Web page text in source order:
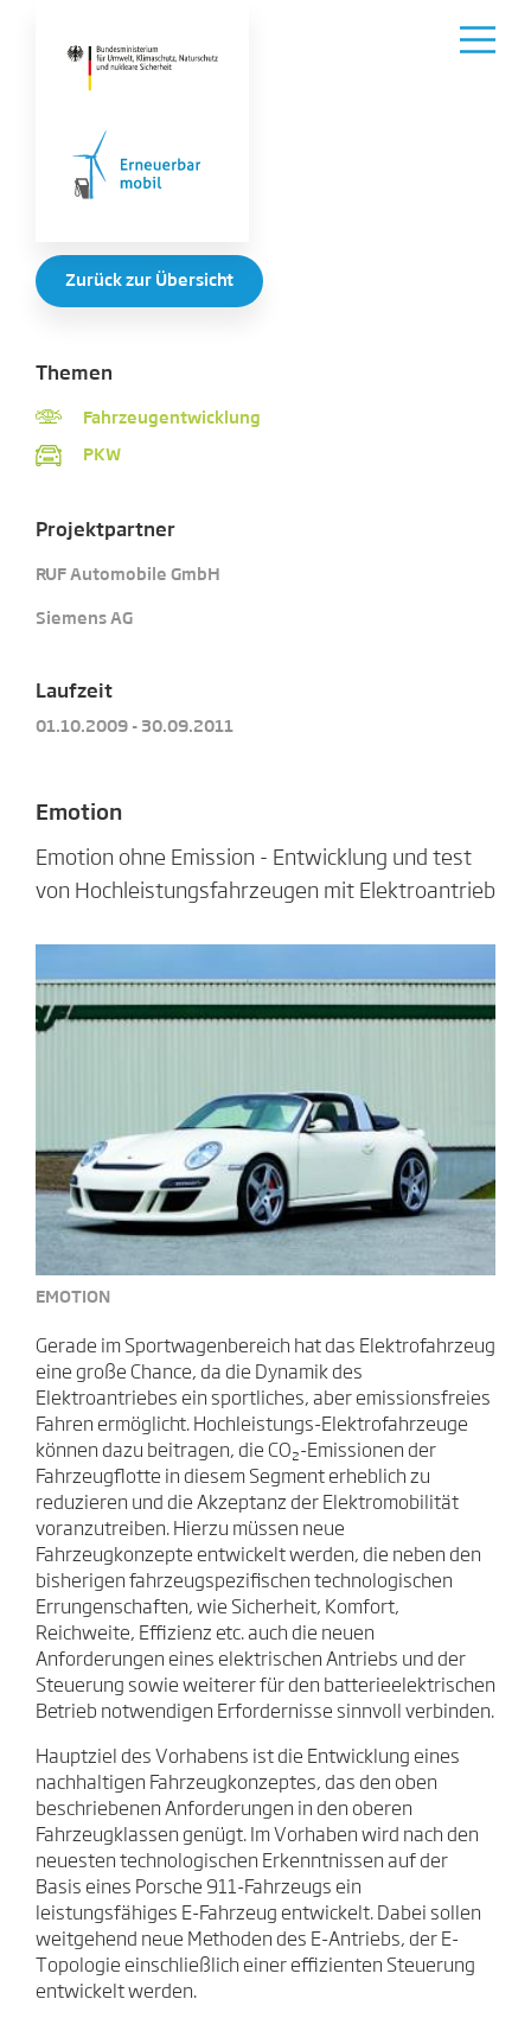
Zurück zur Übersicht
Themen
Fahrzeugentwicklung
PKW
Projektpartner
RUF Automobile GmbH
Siemens AG
Laufzeit
01.10.2009 - 30.09.2011
Emotion
Emotion ohne Emission - Entwicklung und test
von Hochleistungsfahrzeugen mit Elektroantrieb
EMOTION
Gerade im Sportwagenbereich hat das Elektrofahrzeug
eine große Chance, da die Dynamik des
Elektroantriebes ein sportliches, aber emissionsfreies
Fahren ermöglicht. Hochleistungs-Elektrofahrzeuge
können dazu beitragen, die CO₂-Emissionen der
Fahrzeugflotte in diesem Segment erheblich zu
reduzieren und die Akzeptanz der Elektromobilität
voranzutreiben. Hierzu müssen neue
Fahrzeugkonzepte entwickelt werden, die neben den
bisherigen fahrzeugspezifischen technologischen
Errungenschaften, wie Sicherheit, Komfort,
Reichweite, Effizienz etc. auch die neuen
Anforderungen eines elektrischen Antriebs und der
Steuerung sowie weiterer für den batterieelektrischen
Betrieb notwendigen Erfordernisse sinnvoll verbinden.
Hauptziel des Vorhabens ist die Entwicklung eines
nachhaltigen Fahrzeugkonzeptes, das den oben
beschriebenen Anforderungen in den oberen
Fahrzeugklassen genügt. Im Vorhaben wird nach den
neuesten technologischen Erkenntnissen auf der
Basis eines Porsche 911-Fahrzeugs ein
leistungsfähiges E-Fahrzeug entwickelt. Dabei sollen
weitgehend neue Methoden des E-Antriebs, der E-
Topologie einschließlich einer effizienten Steuerung
entwickelt werden.